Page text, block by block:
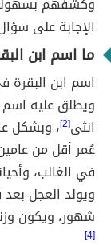
الإجابة على
ما اسم ابن
اسم ابن البقرة
ويطلق عليه
انثى[2] ، وبشكل
عُمر أقل من
في الغالب،
ويولد العجل
شهور، ويكون وزنه عند
[4]